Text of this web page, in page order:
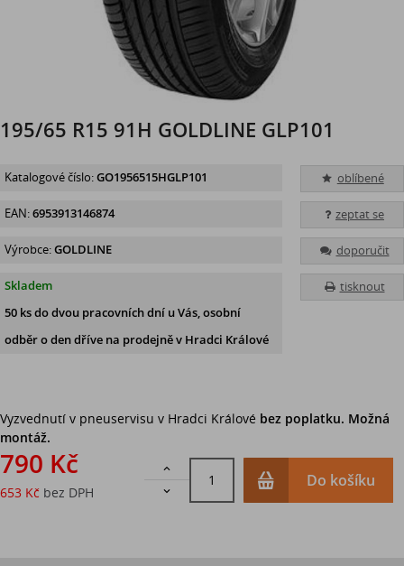
195/65 R15 91H GOLDLINE GLP101
oblíbené
zeptat se
doporučit
tisknout
Katalogové číslo:GO1956515HGLP101
EAN:6953913146874
Výrobce:GOLDLINE
Skladem
50 ksdo dvou pracovních dní u Vás, osobní
odběr o den dříve na prodejně v Hradci Králové
Vyzvednutí v pneuservisu v Hradci Králové bez poplatku. Možná
montáž.
790 Kč
653 Kč bez DPH


Do košíku